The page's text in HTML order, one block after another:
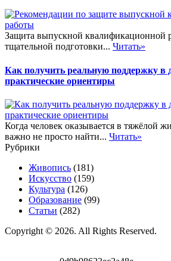
Защита выпускной квалификационной
тщательной подготовки... Читать»
Как получить реальную поддержку в
практические ориентиры
Когда человек оказывается в тяжёлой
важно не просто найти... Читать»
Рубрики
Живопись (181)
Искусство (159)
Культура (126)
Образование (99)
Статьи (282)
Copyright © 2026. All Rights Reserved.